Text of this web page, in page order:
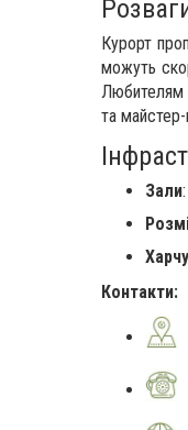
Курорт
можуть
Любителям
та майстер-
Зали
Контакти: